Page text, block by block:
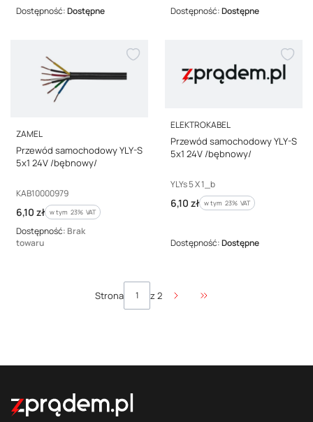
Dostępność:Dostępne Dostępność:Dostępne
PRODUCENT
ZAMEL
Przewód samochodowy YLY-S
5x1 24V /bębnowy/
Kod producenta
KAB10000979
Cena brutto
6,10 zł w tym %s VAT
w tym 23% VAT
Dostępność: Brak
towaru
PRODUCENT
ELEKTROKABEL
Przewód samochodowy YLY-S
5x1 24V /bębnowy/
Kod producenta
YLYs 5 X 1_b
Cena brutto
6,10 zł w tym %s VAT
w tym 23% VAT
Dostępność:Dostępne
Strona z 2
Przejdź do ostatniej